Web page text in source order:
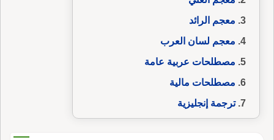
معجم الرائد
معجم لسان العرب
مصطلحات عربية عامة
مصطلحات مالية
ترجمة إنجليزية